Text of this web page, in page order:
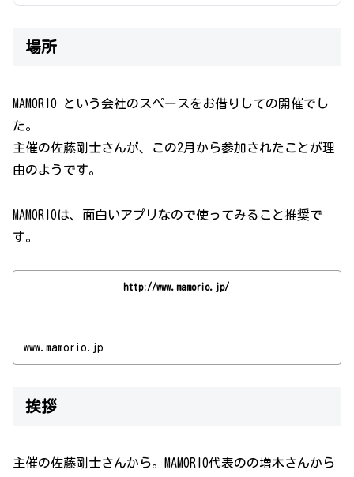
日のタイムスケジュール 時間 | 内容 —|-
場所
MAMORIO という会社のスペースをお借りしての開催でし
た。
主催の佐藤剛士さんが、この2月から参加されたことが理
由のようです。
MAMORIOは、面白いアプリなので使ってみること推奨で
す。
http://www.mamorio.jp/
www.mamorio.jp
挨拶
主催の佐藤剛士さんから。MAMORIO代表のの増木さんから